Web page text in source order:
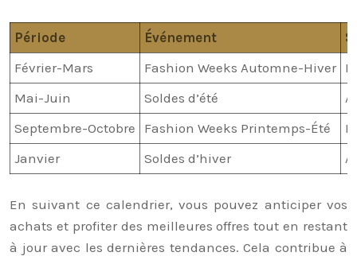
Période Événement
Février-Mars
Fashion Weeks Automne-Hiver
Mai-Juin
Soldes d’été
Septembre-Octobre
Fashion Weeks Printemps-Été
Janvier
Soldes d’hiver
En suivant ce calendrier, vous pouvez anticiper vos
achats et profiter des meilleures offres tout en restant
à jour avec les dernières tendances. Cela contribue à